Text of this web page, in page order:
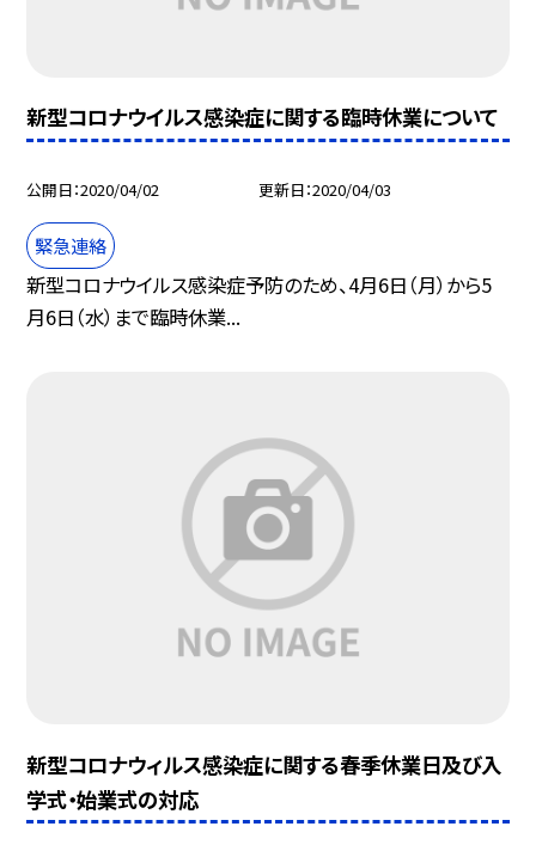
新型コロナウイルス感染症に関する臨時休業について
公開日 2020/04/02 更新日 2020/04/03
緊急連絡
新型コロナウイルス感染症予防のため、4月6日（月）から5
月6日（水）まで臨時休業...
新型コロナウィルス感染症に関する春季休業日及び入
学式・始業式の対応